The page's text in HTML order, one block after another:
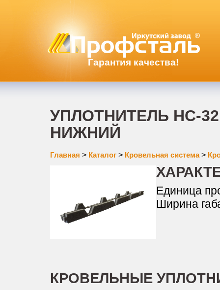
Гарантия качества!
УПЛОТНИТЕЛЬ НС-
НИЖНИЙ
Главная > Каталог> Кровельная система>
Единица
Ширина
КРОВЕЛЬНЫЕ